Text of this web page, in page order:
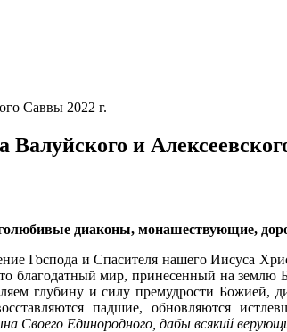
Саввы 2022 г.
и
диаконы, монашествующие,
Господа и Спасителя нашего Иисуса
благодатный мир, принесенный на
глубину и силу премудрости Божией,
падшие, обновляются
Своего Единородного, дабы всякий